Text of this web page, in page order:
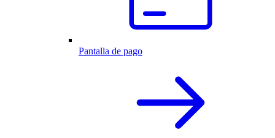
Pantalla de pago